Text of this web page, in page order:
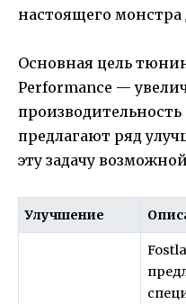
настоящего монстра
Основная цель
Performance —
предлагают ряд
эту задачу
Улучшение